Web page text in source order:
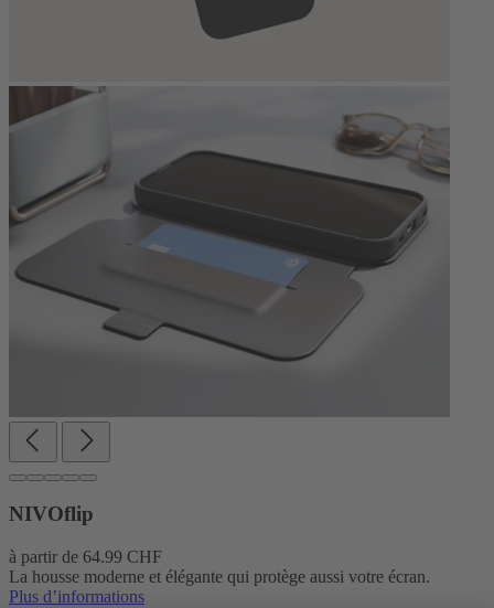
NIVOflip
à partir de 64.99 CHF
La housse moderne et élégante qui protège aussi votre écran.
Plus d’informations